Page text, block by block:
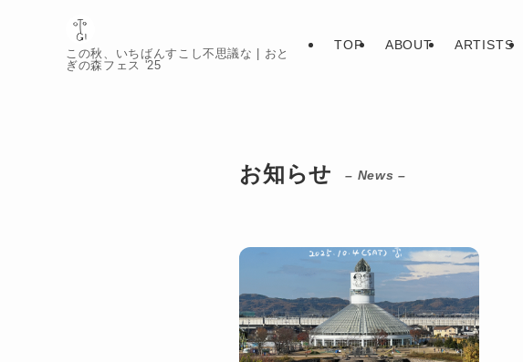
この秋、いちばんすこし不思議な | おと
ぎの森フェス '25
TOP ABOUT ARTISTS
お知らせ – News –